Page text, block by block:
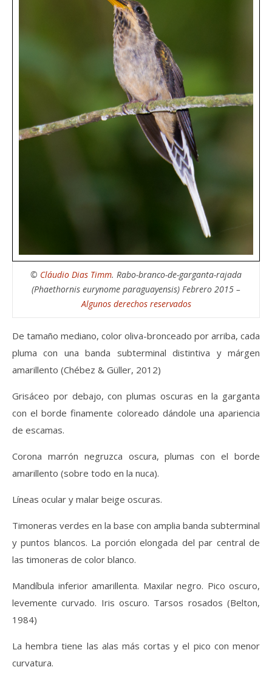
© Cláudio Dias Timm. Rabo-branco-de-garganta-rajada
(Phaethornis eurynome paraguayensis) Febrero 2015 –
Algunos derechos reservados
De tamaño mediano, color oliva-bronceado por arriba, cada
pluma con una banda subterminal distintiva y márgen
amarillento (Chébez & Güller, 2012)
Grisáceo por debajo, con plumas oscuras en la garganta
con el borde finamente coloreado dándole una apariencia
de escamas.
Corona marrón negruzca oscura, plumas con el borde
amarillento (sobre todo en la nuca).
Líneas ocular y malar beige oscuras.
Timoneras verdes en la base con amplia banda subterminal
y puntos blancos. La porción elongada del par central de
las timoneras de color blanco.
Mandíbula inferior amarillenta. Maxilar negro. Pico oscuro,
levemente curvado. Iris oscuro. Tarsos rosados (Belton,
1984)
La hembra tiene las alas más cortas y el pico con menor
curvatura.